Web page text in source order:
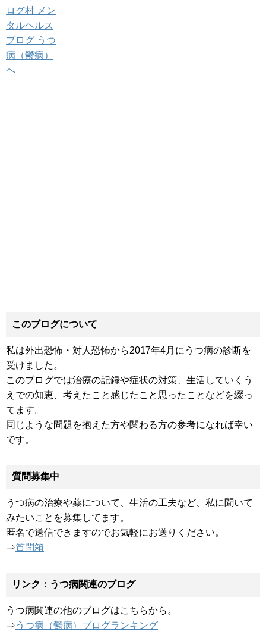
このブログについて
私は外出恐怖・対人恐怖から2017年4月にうつ病の診断を
受けました。
このブログでは治療の記録や症状の対策、生活していくう
えでの知恵、考えたこと感じたこと思ったことなどを綴っ
てます。
同じような問題を抱えた方や関わる方の参考になれば幸い
です。
質問募集中
うつ病の治療や薬について、生活の工夫など、私に聞いて
みたいことを募集してます。
匿名で送信できますのでお気軽にお送りください。
⇒質問箱
リンク：うつ病関連のブログ
うつ病関連の他のブログはこちらから。
⇒ うつ病（鬱病）ブログランキング